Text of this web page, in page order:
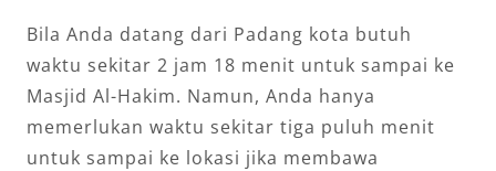
Bila Anda datang dari Padang kota butuh
waktu sekitar 2 jam 18 menit untuk sampai ke
Masjid Al-Hakim. Namun, Anda hanya
memerlukan waktu sekitar tiga puluh menit
untuk sampai ke lokasi jika membawa